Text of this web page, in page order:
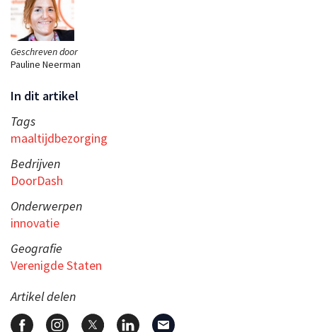
Geschreven door
Pauline Neerman
In dit artikel
Tags
maaltijdbezorging
Bedrijven
DoorDash
Onderwerpen
innovatie
Geografie
Verenigde Staten
Artikel delen